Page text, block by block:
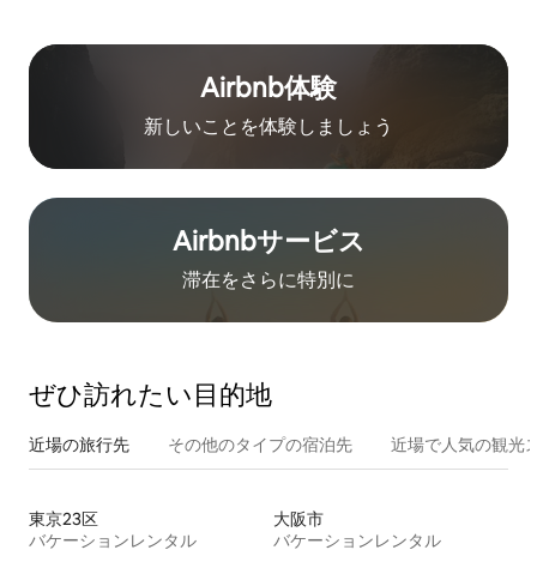
Airbnb体験
新しいことを体験しましょう
Airbnb⁠サ⁠ー⁠ビ⁠ス
滞在をさ⁠ら⁠に特⁠別⁠に
ぜひ訪⁠れ⁠た⁠い目⁠的⁠地
近場の旅行先 その他のタ⁠イ⁠プ⁠の宿⁠泊⁠先 近場で人気の観光
東京23区
バケーションレンタル
大阪市
バケーションレンタル